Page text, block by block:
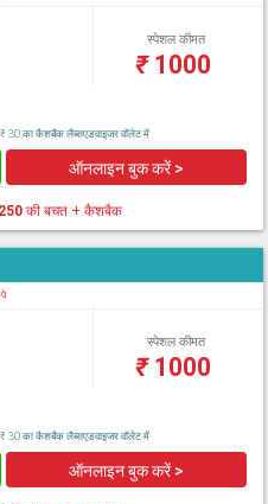
स्पेशल कीमत
₹1000
₹ 30 का कैशबैक लैब्सएडवाइजर वॉलेट में
ऑनलाइन बुक करें >
की बचत + कैशबैक
स्पेशल कीमत
₹1000
₹ 30 का कैशबैक लैब्सएडवाइजर वॉलेट में
ऑनलाइन बुक करें >